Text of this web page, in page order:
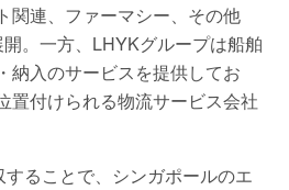
関連、ファーマシー、その他
。一方、LHYKグループは船舶
納入のサービスを提供してお
置付けられる物流サービス会社
ることで、シンガポールのエ